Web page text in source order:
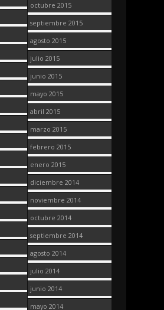
octubre 2015
septiembre 2015
agosto 2015
julio 2015
junio 2015
mayo 2015
abril 2015
marzo 2015
febrero 2015
enero 2015
diciembre 2014
noviembre 2014
octubre 2014
septiembre 2014
agosto 2014
julio 2014
junio 2014
mayo 2014